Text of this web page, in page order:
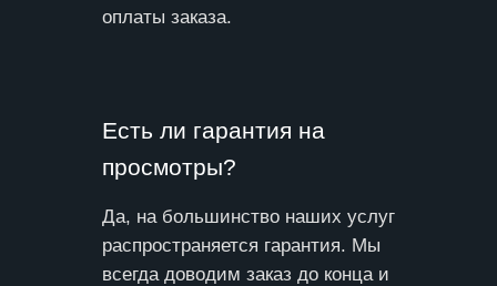
оплаты заказа.
Есть ли гарантия на
просмотры?
Да, на большинство наших услуг
распространяется гарантия. Мы
всегда доводим заказ до конца и